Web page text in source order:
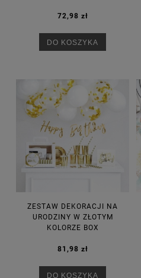
72,98 zł
DO KOSZYKA
ZESTAW DEKORACJI NA
URODZINY W ZŁOTYM
KOLORZE BOX
81,98 zł
DO KOSZYKA